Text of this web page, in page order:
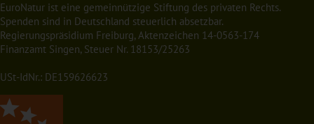
EuroNatur ist eine gemeinnützige Stiftung des privaten Rechts.
Spenden sind in Deutschland steuerlich absetzbar.
Regierungspräsidium Freiburg, Aktenzeichen 14-0563-174
Finanzamt Singen, Steuer Nr. 18153/25263
USt-IdNr.: DE159626623